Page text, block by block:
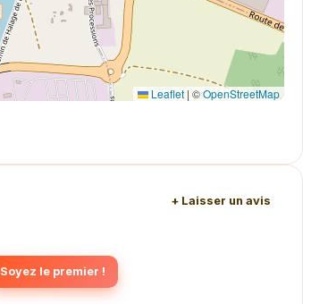
Leaflet | ©OpenStreetMap
+ Laisser un avis
Soyez le premier !